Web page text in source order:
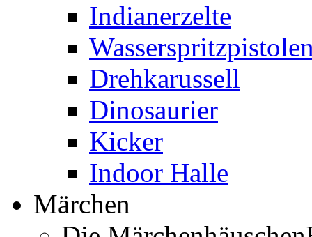
Indianerzelte
Drehkarussell
Dinosaurier
Kicker
Indoor Halle
Märchen